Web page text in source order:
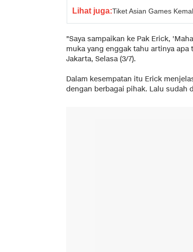
Lihat juga:Tiket Asian Games
"Saya sampaikan ke Pak Erick,
muka yang enggak tahu artinya
Jakarta, Selasa (3/7).
Dalam kesempatan itu Erick
dengan berbagai pihak. Lalu sudah